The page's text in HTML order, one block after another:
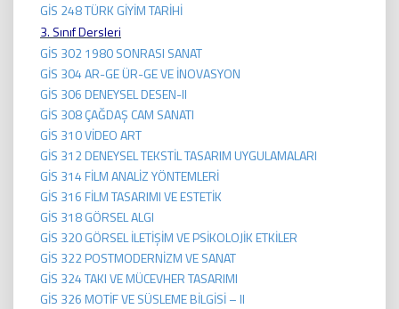
GİS 248 TÜRK GİYİM TARİHİ
3. Sınıf Dersleri
GİS 302 1980 SONRASI SANAT
GİS 304 AR-GE ÜR-GE VE İNOVASYON
GİS 306 DENEYSEL DESEN-II
GİS 308 ÇAĞDAŞ CAM SANATI
GİS 310 VİDEO ART
GİS 312 DENEYSEL TEKSTİL TASARIM UYGULAMALARI
GİS 314 FİLM ANALİZ YÖNTEMLERİ
GİS 316 FİLM TASARIMI VE ESTETİK
GİS 318 GÖRSEL ALGI
GİS 320 GÖRSEL İLETİŞİM VE PSİKOLOJİK ETKİLER
GİS 322 POSTMODERNİZM VE SANAT
GİS 324 TAKI VE MÜCEVHER TASARIMI
GİS 326 MOTİF VE SÜSLEME BİLGİSİ – II